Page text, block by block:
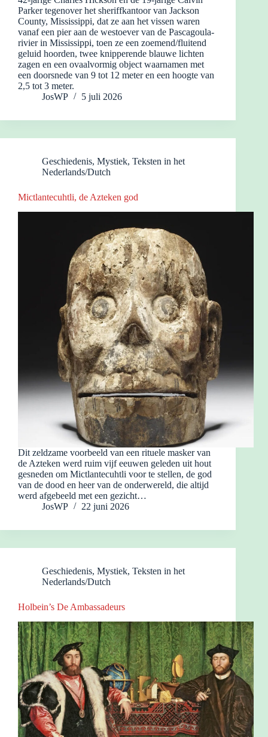
Parker tegenover het sheriffkantoor van Jackson
County, Mississippi, dat ze aan het vissen waren
vanaf een pier aan de westoever van de Pascagoula-
rivier in Mississippi, toen ze een zoemend/fluitend
geluid hoorden, twee knipperende blauwe lichten
zagen en een ovaalvormig object waarnamen met
een doorsnede van 9 tot 12 meter en een hoogte van
2,5 tot 3 meter.
JosWP
5 juli 2026
Geschiedenis, Mystiek, Teksten in het
Nederlands/Dutch
Mictlantecuhtli, de Azteken god
Dit zeldzame voorbeeld van een rituele masker van
de Azteken werd ruim vijf eeuwen geleden uit hout
gesneden om Mictlantecuhtli voor te stellen, de god
van de dood en heer van de onderwereld, die altijd
werd afgebeeld met een gezicht…
JosWP
22 juni 2026
Geschiedenis, Mystiek, Teksten in het
Nederlands/Dutch
Holbein’s De Ambassadeurs